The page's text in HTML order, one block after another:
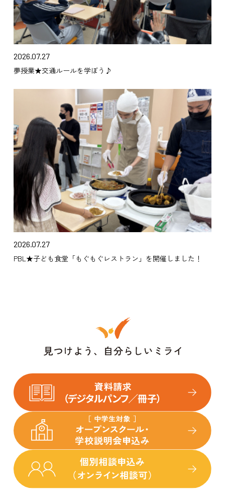
2026.07.27
夢授業★交通ルールを学ぼう♪
2026.07.27
PBL★子ども食堂「もぐもぐレストラン」を開催しました！